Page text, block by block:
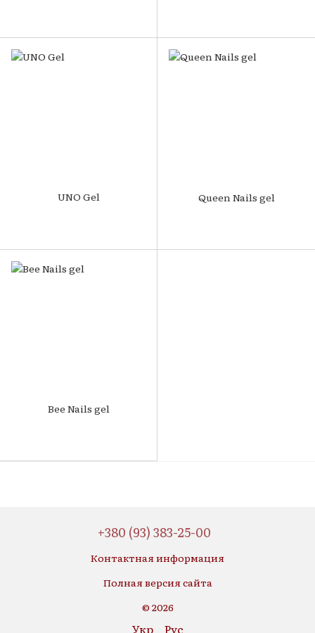
UNO Gel Queen Nails gel
Bee Nails gel
+380 (93) 383-25-00
Контактная информация
Полная версия сайта
© 2026
Укр Рус